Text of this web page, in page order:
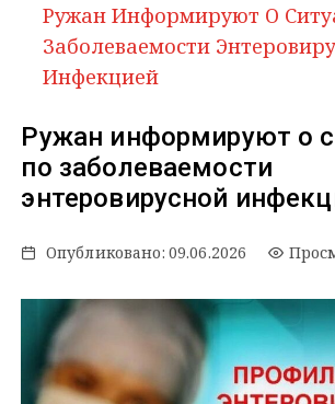
Ружан Информируют О
Заболеваемости
Инфекцией
Ружан информируют о
по заболеваемости
энтеровирусной
Опубликовано: 09.06.2026